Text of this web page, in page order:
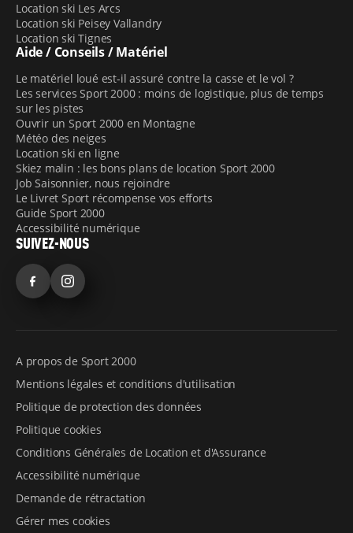
Location ski Les Arcs
Location ski Peisey Vallandry
Location ski Tignes
Aide / Conseils / Matériel
Le matériel loué est-il assuré contre la casse et le vol ?
Les services Sport 2000 : moins de logistique, plus de temps
sur les pistes
Ouvrir un Sport 2000 en Montagne
Météo des neiges
Location ski en ligne
Skiez malin : les bons plans de location Sport 2000
Job Saisonnier, nous rejoindre
Le Livret Sport récompense vos efforts
Guide Sport 2000
Accessibilité numérique
SUIVEZ-NOUS
FacebookInstagram
A propos de Sport 2000
Mentions légales et conditions d'utilisation
Politique de protection des données
Politique cookies
Conditions Générales de Location et d'Assurance
Accessibilité numérique
Demande de rétractation
Gérer mes cookies